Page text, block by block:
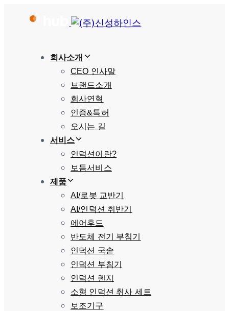
Skip
navigation
회사소개
CEO 인사말
브랜드소개
회사연혁
인증&특허
오시는 길
서비스
인덕션이란?
보듬서비스
제품
AI/로봇 교반기
AI/인덕션 취반기
에어후드
반도체 전기 부침기
인덕션 국솥
인덕션 부침기
인덕션 렌지
소형 인덕션 취사 세트
보조기구